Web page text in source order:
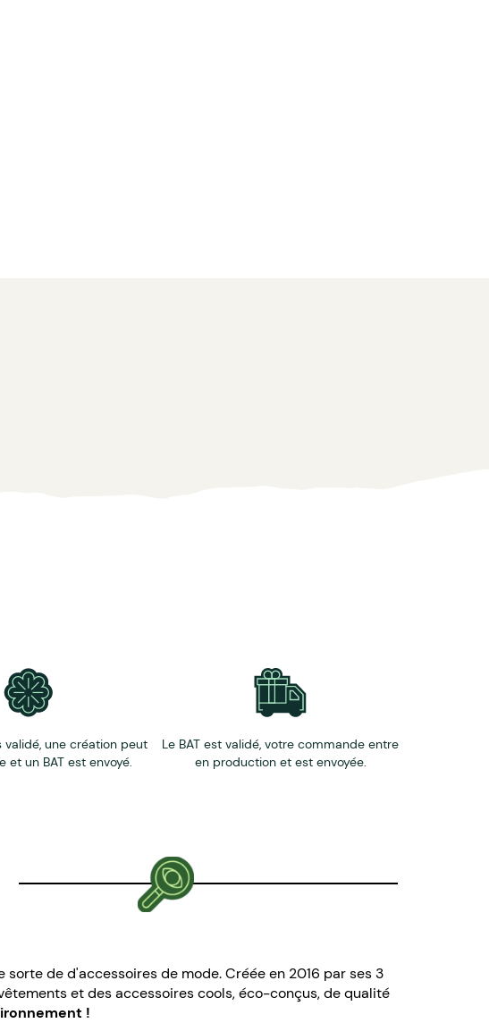
validé, une création peut
et un BAT est envoyé.
Le BAT est validé, votre commande entre
en production et est envoyée.
de d'accessoires de mode.Créée en 2016 par ses 3
et des accessoires cools, éco-conçus, de qualité
!